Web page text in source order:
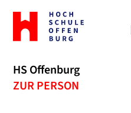
Zur
Startseite
Hochschule
HS Offenburg
ZUR PERSON